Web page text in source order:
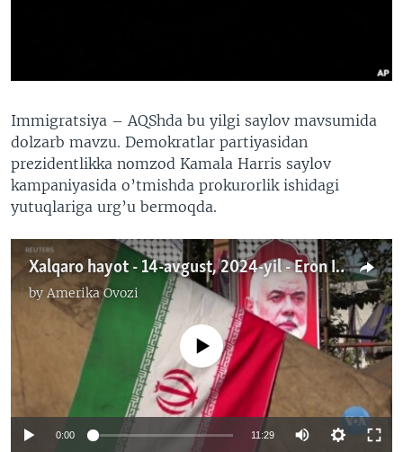
TWITTER
SOUNDCLOUD
VOA
Immigratsiya – AQShda bu yilgi saylov mavsumida
dolzarb mavzu. Demokratlar partiyasidan
prezidentlikka nomzod Kamala Harris saylov
kampaniyasida o’tmishda prokurorlik ishidagi
yutuqlariga urg’u bermoqda.
Xalqaro hayot - 14-avgust, 2024-yil - Eron Isroil-XAMAS otashkesim kelishuvini kutyaptimi?
by Amerika Ovozi
No media source currently available
0:00 11:29